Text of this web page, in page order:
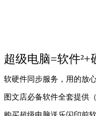
超级电脑=软件²+
软硬件同步服务，用的放
图文店必备软件全套提供